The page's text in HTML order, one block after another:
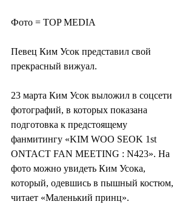
Фото = TOP MEDIA
Певец Ким Усок представил свой
прекрасный вижуал.
23 марта Ким Усок выложил в соцсети
фотографий, в которых показана
подготовка к предстоящему
фанмитингу «KIM WOO SEOK 1st
ONTACT FAN MEETING : N423». На
фото можно увидеть Ким Усока,
который, одевшись в пышный костюм,
читает «Маленький принц».